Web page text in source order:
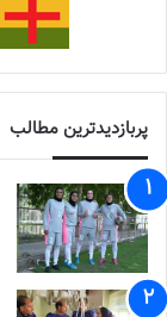
پربازدیدترین مطالب